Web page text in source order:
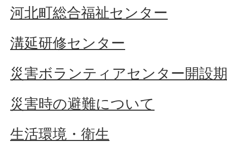
河北町総合福祉センター
溝延研修センター
災害ボランティアセンター開設
災害時の避難について
生活環境・衛生